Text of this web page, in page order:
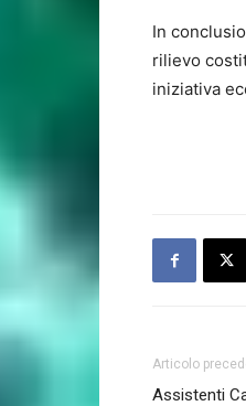
In
rilievo
iniziativa
Articolo
Assistenti